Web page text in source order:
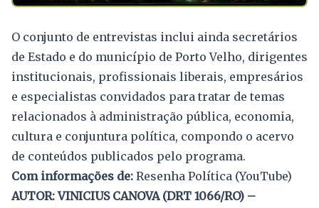
O conjunto de entrevistas inclui ainda secretários
de Estado e do município de Porto Velho, dirigentes
institucionais, profissionais liberais, empresários
e especialistas convidados para tratar de temas
relacionados à administração pública, economia,
cultura e conjuntura política, compondo o acervo
de conteúdos publicados pelo programa.
Com informações de: Resenha Política (YouTube)
AUTOR: VINICIUS CANOVA (DRT 1066/RO) –